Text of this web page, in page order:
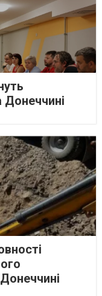
Донеччині